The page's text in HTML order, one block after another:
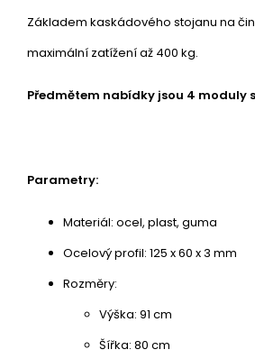
Základem kaskádového stojanu na
maximální zatížení až 400 kg.
Předmětem nabídky jsou 4 moduly
Parametry:
Materiál: ocel, plast, guma
Ocelový profil: 125 x 60 x 3 mm
Rozměry:
Výška: 91 cm
Šířka: 80 cm